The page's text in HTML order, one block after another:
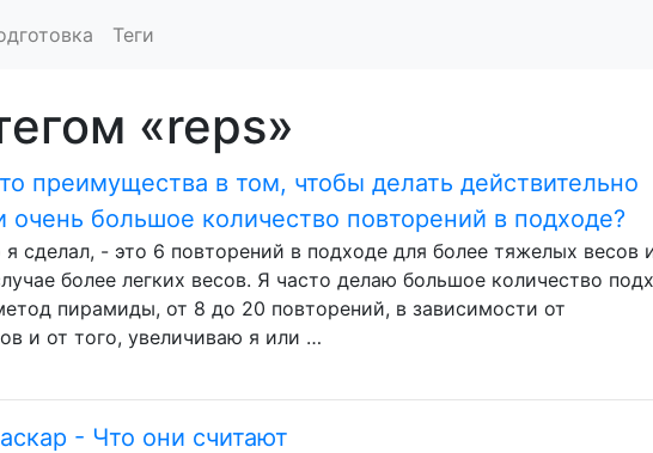
Теги
«reps»
преимущества в том, чтобы делать действительно
очень большое количество повторений в подходе?
сделал, - это 6 повторений в подходе для более тяжелых весов
более легких весов. Я часто делаю большое количество
пирамиды, от 8 до 20 повторений, в зависимости от
и от того, увеличиваю я или …
- Что они считают